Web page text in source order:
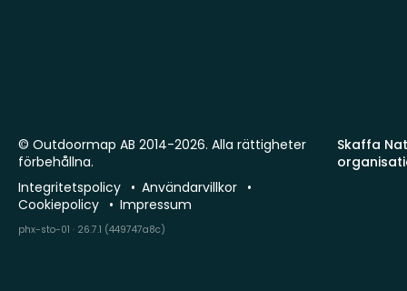
Skaffa
© Outdoormap AB 2014-2026. Alla rättigheter
förbehållna.
Integritetspolicy
Användarvillkor
Cookiepolicy
Impressum
phx-sto-01 · 26.7.1 (449747a8c)